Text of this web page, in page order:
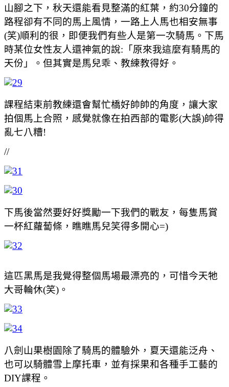
山腳之下，秋天還能看見整滿的紅葉，約30分鐘的
路程卻有不同的馬上風情，一路上人馬也相安無事
(笑)順利的很，即便我們有些人是第一次騎馬。下馬
時某位女性友人還神氣的說:「原來我這麼有騎馬的
天份」。但其實是馬兒乖、教練教得好。
課程結束前教練還會幫忙橋好帥帥的角度，讓大家
拍個馬上合照，感覺就像在拍西部的電影(大誤)帥得
亂七八糟!
//
下馬後當然要好好獎勵一下我們的戰友，每隻馬賞
一杯紅蘿蔔條，瞧瞧馬兒笑得多開心=)
這匹黑馬是我覺得整個馬場最漂亮的，可惜今天牠
大哥輪休(笑)。
八劍山果樹園除了騎馬的體驗外，夏天還能泛舟、
也可以騎體雪上摩托車，並有採果和各種手工藝的
DIY課程。